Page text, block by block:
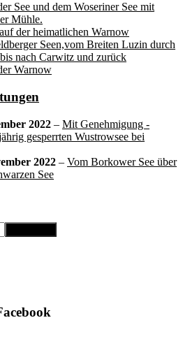
See und dem Woseriner See mit
Mühle.
der heimatlichen Warnow
Seen,vom Breiten Luzin durch
nach Carwitz und zurück
Warnow
2022 – Mit Genehmigung -
gesperrten Wustrowsee bei
2022 – Vom Borkower See über
See